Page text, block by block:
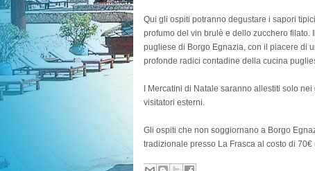
Qui gli ospiti potranno degustare i sapori
profumo del vin brulè e dello zucchero filato.
pugliese di Borgo Egnazia, con il piacere di
profonde radici contadine della cucina
I Mercatini di Natale saranno allestiti solo
visitatori esterni.
Gli ospiti che non soggiornano a Borgo
tradizionale presso La Frasca al costo di